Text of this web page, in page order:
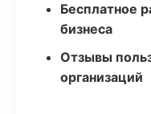
Бесплатное
бизнеса
Отзывы
организаций